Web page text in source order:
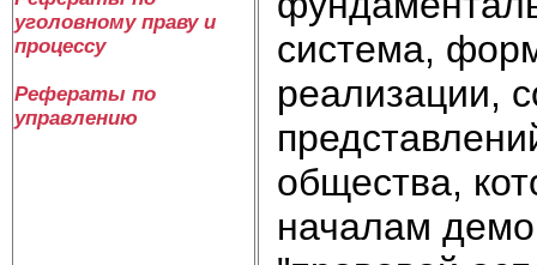
уголовному праву и
процессу
Рефераты по
управлению
система,
реализации,
общества,
началам